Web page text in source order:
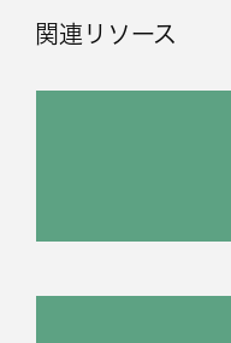
関連リソース